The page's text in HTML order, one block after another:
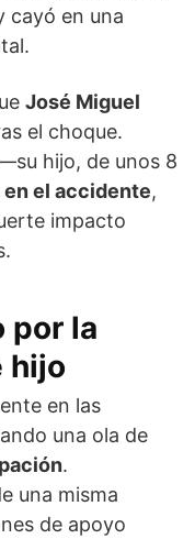
cayó en una
José Miguel
el choque.
hijo, de unos 8
el accidente,
impacto
por la
hijo
en las
una ola de
.
una misma
de apoyo